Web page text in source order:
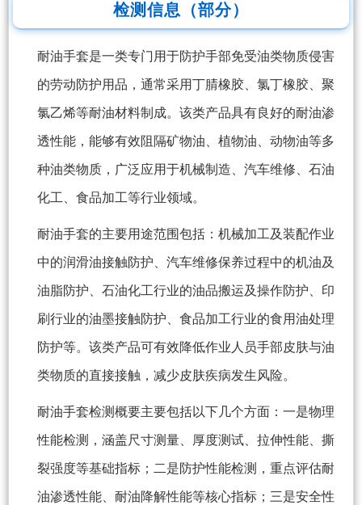
检测信息（部分）
耐油手套是一类专门用于防护手部免受油类物质侵害
的劳动防护用品，通常采用丁腈橡胶、氯丁橡胶、聚
氯乙烯等耐油材料制成。该类产品具有良好的耐油渗
透性能，能够有效阻隔矿物油、植物油、动物油等多
种油类物质，广泛应用于机械制造、汽车维修、石油
化工、食品加工等行业领域。
耐油手套的主要用途范围包括：机械加工及装配作业
中的润滑油接触防护、汽车维修保养过程中的机油及
油脂防护、石油化工行业的油品搬运及操作防护、印
刷行业的油墨接触防护、食品加工行业的食用油处理
防护等。该类产品可有效降低作业人员手部皮肤与油
类物质的直接接触，减少皮肤疾病发生风险。
耐油手套检测概要主要包括以下几个方面：一是物理
性能检测，涵盖尺寸测量、厚度测试、拉伸性能、撕
裂强度等基础指标；二是防护性能检测，重点评估耐
油渗透性能、耐油降解性能等核心指标；三是安全性